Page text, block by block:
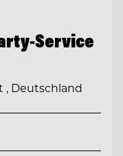
Service
, Deutschland